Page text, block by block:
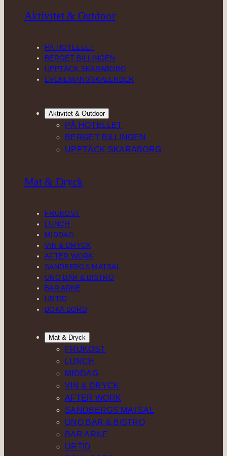
Aktivitet & Outdoor
PÅ HOTELLET
BERGET BILLINGEN
UPPTÄCK SKARABORG
EVENEMANGSKALENDER
Aktivitet & Outdoor
PÅ HOTELLET
BERGET BILLINGEN
UPPTÄCK SKARABORG
Mat & Dryck
FRUKOST
LUNCH
MIDDAG
VIN & DRYCK
AFTER WORK
SANDBERGS MATSAL
UNO BAR & BISTRO
BAR ARNE
URTID
BOKA BORD
Mat & Dryck
FRUKOST
LUNCH
MIDDAG
VIN & DRYCK
AFTER WORK
SANDBERGS MATSAL
UNO BAR & BISTRO
BAR ARNE
URTID